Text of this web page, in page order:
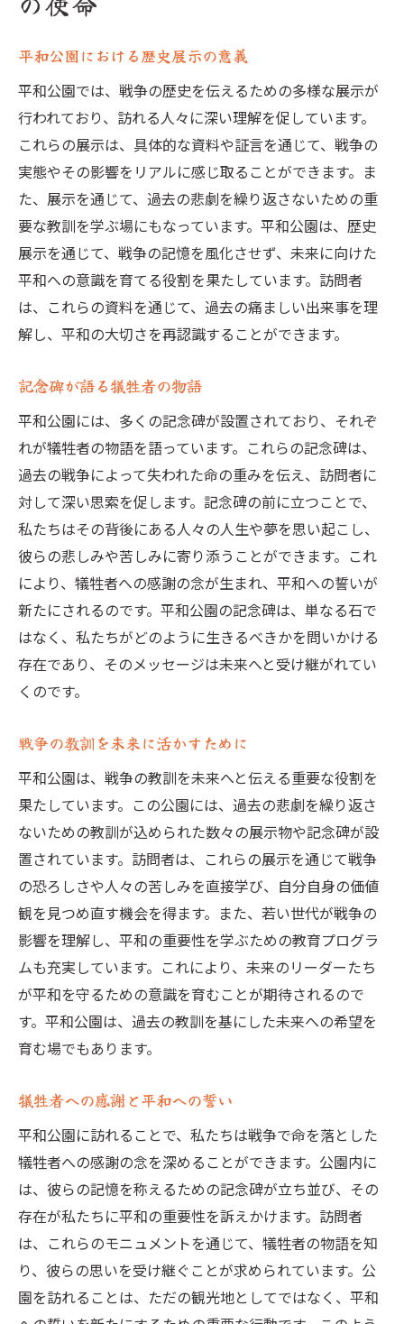
平和公園における歴史展示の意義
平和公園では、戦争の歴史を伝えるための多様な展示が
行われており、訪れる人々に深い理解を促しています。
これらの展示は、具体的な資料や証言を通じて、戦争の
実態やその影響をリアルに感じ取ることができます。ま
た、展示を通じて、過去の悲劇を繰り返さないための重
要な教訓を学ぶ場にもなっています。平和公園は、歴史
展示を通じて、戦争の記憶を風化させず、未来に向けた
平和への意識を育てる役割を果たしています。訪問者
は、これらの資料を通じて、過去の痛ましい出来事を理
解し、平和の大切さを再認識することができます。
記念碑が語る犠牲者の物語
平和公園には、多くの記念碑が設置されており、それぞ
れが犠牲者の物語を語っています。これらの記念碑は、
過去の戦争によって失われた命の重みを伝え、訪問者に
対して深い思索を促します。記念碑の前に立つことで、
私たちはその背後にある人々の人生や夢を思い起こし、
彼らの悲しみや苦しみに寄り添うことができます。これ
により、犠牲者への感謝の念が生まれ、平和への誓いが
新たにされるのです。平和公園の記念碑は、単なる石で
はなく、私たちがどのように生きるべきかを問いかける
存在であり、そのメッセージは未来へと受け継がれてい
くのです。
戦争の教訓を未来に活かすために
平和公園は、戦争の教訓を未来へと伝える重要な役割を
果たしています。この公園には、過去の悲劇を繰り返さ
ないための教訓が込められた数々の展示物や記念碑が設
置されています。訪問者は、これらの展示を通じて戦争
の恐ろしさや人々の苦しみを直接学び、自分自身の価値
観を見つめ直す機会を得ます。また、若い世代が戦争の
影響を理解し、平和の重要性を学ぶための教育プログラ
ムも充実しています。これにより、未来のリーダーたち
が平和を守るための意識を育むことが期待されるので
す。平和公園は、過去の教訓を基にした未来への希望を
育む場でもあります。
犠牲者への感謝と平和への誓い
平和公園に訪れることで、私たちは戦争で命を落とした
犠牲者への感謝の念を深めることができます。公園内に
は、彼らの記憶を称えるための記念碑が立ち並び、その
存在が私たちに平和の重要性を訴えかけます。訪問者
は、これらのモニュメントを通じて、犠牲者の物語を知
り、彼らの思いを受け継ぐことが求められています。公
園を訪れることは、ただの観光地としてではなく、平和